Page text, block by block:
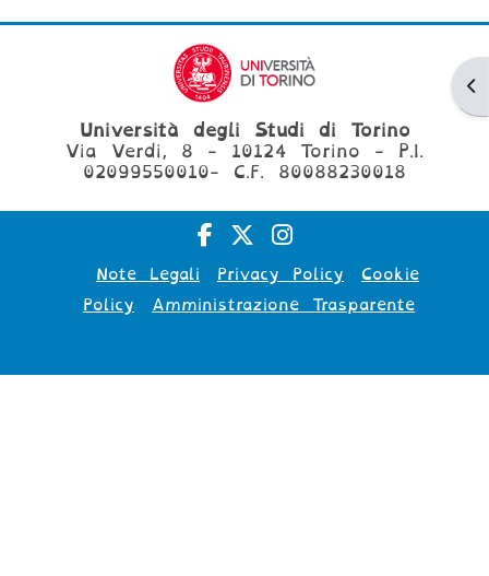
Università degli Studi di Torino
Via Verdi, 8 - 10124 Torino - P.I.
02099550010- C.F. 80088230018
Note Legali Privacy Policy
Cookie
Policy
Amministrazione Trasparente